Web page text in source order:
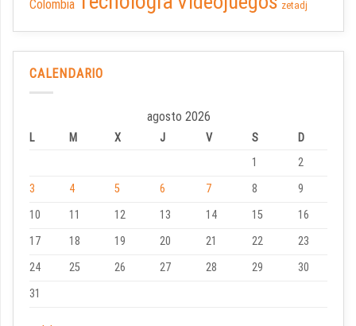
Colombia zetadj
CALENDARIO
agosto 2026
L M X J V S
D
1
2
3
4 5 6 7 8
9
10
11 12 13 14 15
16
17
18 19 20 21 22
23
24
25 26 27 28 29
30
31